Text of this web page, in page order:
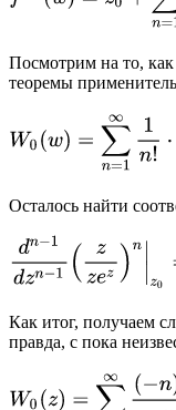
Посмотрим на то,
теоремы
Осталось найти
Как итог, получаем
правда, с пока